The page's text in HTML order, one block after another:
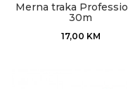
Merna traka
30m
17,00 KM